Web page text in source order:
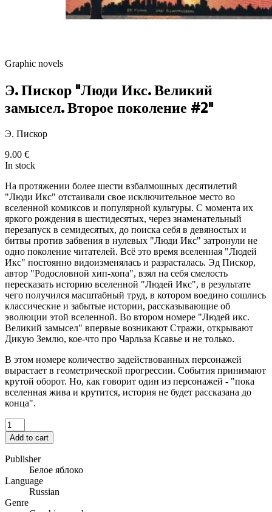
Graphic novels
Э. Пискор "Люди Икс. Великий
замысел. Второе поколение #2"
Э. Пискор
9.00 €
In stock
На протяжении более шести взбалмошных десятилетий
"Люди Икс" отстаивали свое исключительное место во
вселенной комиксов и популярной культуры. С момента их
яркого рождения в шестидесятых, через знаменательный
перезапуск в семидесятых, до поиска себя в девяностых и
битвы против забвения в нулевых "Люди Икс" затронули не
одно поколение читателей. Всё это время вселенная "Людей
Икс" постоянно видоизменялась и разрасталась. Эд Пискор,
автор "Родословной хип-хопа", взял на себя смелость
пересказать историю вселенной "Людей Икс", в результате
чего получился масштабный труд, в котором воедино сошлись
классические и забытые истории, рассказывающие об
эволюции этой вселенной. Во втором номере "Людей икс.
Великий замысел" впервые возникают Стражи, открывают
Дикую Землю, кое-что про Чарльза Ксавье и не только.
В этом номере количество задействованных персонажей
вырастает в геометрической прогрессии. События принимают
крутой оборот. Но, как говорит один из персонажей - "пока
вселенная жива и крутится, история не будет рассказана до
конца".
Add to cart
Publisher
Белое яблоко
Language
Russian
Genre